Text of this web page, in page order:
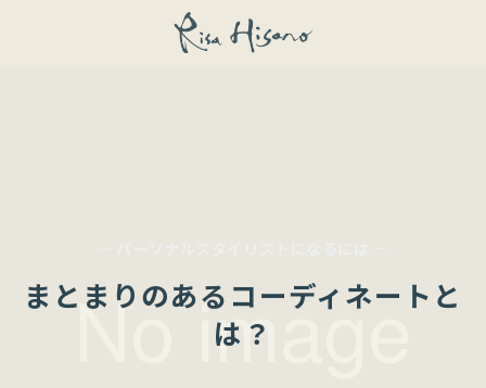
まとまりのあるコーディネートと
は？